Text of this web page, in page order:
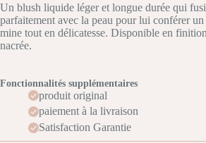
Un blush liquide léger et longue durée qui
parfaitement avec la peau pour lui conférer
mine tout en délicatesse. Disponible en
nacrée.
Fonctionnalités supplémentaires
produit original
paiement à la livraison
Satisfaction Garantie